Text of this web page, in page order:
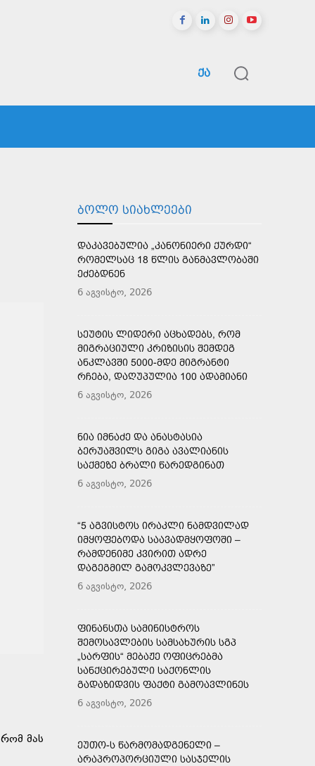
ᲥᲐ
მას
ᲑᲝᲚᲝ ᲡᲘᲐᲮᲚᲔᲔᲑᲘ
ᲓᲐᲙᲐᲕᲔᲑᲣᲚᲘᲐ „ᲙᲐᲜᲝᲜᲘᲔᲠᲘ ᲥᲣᲠᲓᲘ“
ᲠᲝᲛᲔᲚᲡᲐᲪ 18 ᲬᲚᲘᲡ ᲒᲐᲜᲛᲐᲕᲚᲝᲑᲐᲨᲘ
ᲔᲫᲔᲑᲓᲜᲔᲜ
6 აგვისტო, 2026
ᲡᲔᲣᲢᲘᲡ ᲚᲘᲓᲔᲠᲘ ᲐᲪᲮᲐᲓᲔᲑᲡ, ᲠᲝᲛ
ᲛᲘᲒᲠᲐᲪᲘᲣᲚᲘ ᲙᲠᲘᲖᲘᲡᲘᲡ ᲨᲔᲛᲓᲔᲒ
ᲐᲜᲙᲚᲐᲕᲨᲘ 5000-ᲛᲓᲔ ᲛᲘᲒᲠᲐᲜᲢᲘ
ᲠᲩᲔᲑᲐ, ᲓᲐᲦᲣᲞᲣᲚᲘᲐ 100 ᲐᲓᲐᲛᲘᲐᲜᲘ
6 აგვისტო, 2026
ᲜᲘᲐ ᲘᲛᲜᲐᲫᲔ ᲓᲐ ᲐᲜᲐᲡᲢᲐᲡᲘᲐ
ᲑᲔᲠᲣᲐᲨᲕᲘᲚᲡ ᲒᲘᲒᲐ ᲐᲕᲐᲚᲘᲐᲜᲘᲡ
ᲡᲐᲥᲛᲔᲖᲔ ᲑᲠᲐᲚᲘ ᲬᲐᲠᲔᲓᲒᲘᲜᲐᲗ
6 აგვისტო, 2026
“5 ᲐᲒᲕᲘᲡᲢᲝᲡ ᲘᲠᲐᲙᲚᲘ ᲜᲐᲛᲓᲕᲘᲚᲐᲓ
ᲘᲛᲧᲝᲤᲔᲑᲝᲓᲐ ᲡᲐᲐᲕᲐᲓᲛᲧᲝᲤᲝᲨᲘ –
ᲠᲐᲛᲓᲔᲜᲘᲛᲔ ᲙᲕᲘᲠᲘᲗ ᲐᲓᲠᲔ
ᲓᲐᲒᲔᲒᲛᲘᲚ ᲒᲐᲛᲝᲙᲕᲚᲔᲕᲐᲖᲔ”
6 აგვისტო, 2026
ᲤᲘᲜᲐᲜᲡᲗᲐ ᲡᲐᲛᲘᲜᲘᲡᲢᲠᲝᲡ
ᲨᲔᲛᲝᲡᲐᲕᲚᲔᲑᲘᲡ ᲡᲐᲛᲡᲐᲮᲣᲠᲘᲡ ᲡᲒᲞ
„ᲡᲐᲠᲤᲘᲡ“ ᲛᲔᲑᲐᲟᲔ ᲝᲤᲘᲪᲠᲔᲑᲛᲐ
ᲡᲐᲜᲥᲪᲘᲠᲔᲑᲣᲚᲘ ᲡᲐᲥᲝᲜᲚᲘᲡ
ᲒᲐᲓᲐᲖᲘᲓᲕᲘᲡ ᲤᲐᲥᲢᲘ ᲒᲐᲛᲝᲐᲕᲚᲘᲜᲔᲡ
6 აგვისტო, 2026
ᲔᲣᲗᲝ-Ს ᲬᲐᲠᲛᲝᲛᲐᲓᲒᲔᲜᲔᲚᲘ –
ᲐᲠᲐᲞᲠᲝᲞᲝᲠᲪᲘᲣᲚᲘ ᲡᲐᲡᲯᲔᲚᲘᲡ